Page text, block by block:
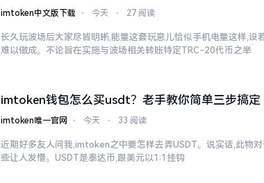
imtoken中文版下载 ⋅ 今天 ⋅ 27 阅读
长久玩波场后大家尽皆明晰,能量这套玩意儿恰似手机电量这样,设
难以做成。不论旨在实施与波场相关转账特定TRC-20代币之举
imtoken钱包怎么买usdt？老手教你简单三步搞定
imtoken唯一官网 ⋅ 今天 ⋅ 33 阅读
近期好多友人问我,imtoken之中要怎样去弄USDT。说实话,此物
些让人发懵。USDT是泰达币,跟美元以1:1挂钩